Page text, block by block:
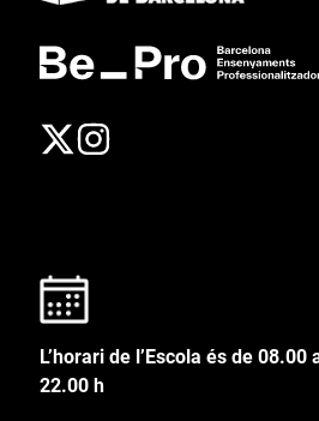
L’horari de l’Escola és de
22.00 h